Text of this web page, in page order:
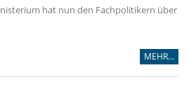
hat nun den Fachpolitikern über
MEHR...